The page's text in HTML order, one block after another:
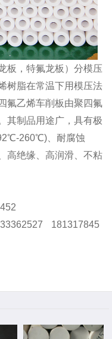
板，特氟龙板）分模压
树脂在常温下用模压法
氟乙烯车削板由聚四氟
其制品用途广，具有极
260℃)、耐腐蚀
高绝缘、高润滑、不粘
181317845